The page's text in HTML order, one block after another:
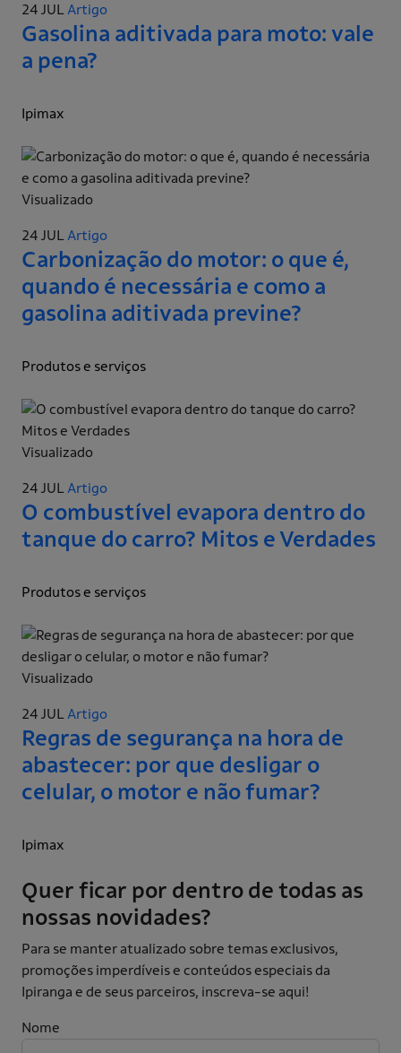
24 JULArtigo
Gasolina aditivada para moto: vale
a pena?
Ipimax
Visualizado
24 JULArtigo
Carbonização do motor: o que é,
quando é necessária e como a
gasolina aditivada previne?
Produtos e serviços
Visualizado
24 JULArtigo
O combustível evapora dentro do
tanque do carro? Mitos e Verdades
Produtos e serviços
Visualizado
24 JULArtigo
Regras de segurança na hora de
abastecer: por que desligar o
celular, o motor e não fumar?
Ipimax
Quer ficar por dentro de todas as
nossas novidades?
Para se manter atualizado sobre temas exclusivos,
promoções imperdíveis e conteúdos especiais da
Ipiranga e de seus parceiros, inscreva-se aqui!
Nome